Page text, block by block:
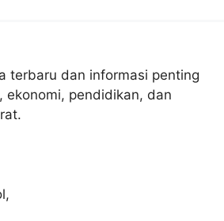
terbaru dan informasi penting
ekonomi, pendidikan, dan